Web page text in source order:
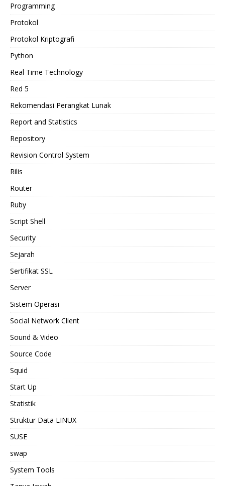
Programming
Protokol
Protokol Kriptografi
Python
Real Time Technology
Red 5
Rekomendasi Perangkat Lunak
Report and Statistics
Repository
Revision Control System
Rilis
Router
Ruby
Script Shell
Security
Sejarah
Sertifikat SSL
Server
Sistem Operasi
Social Network Client
Sound & Video
Source Code
Squid
Start Up
Statistik
Struktur Data LINUX
SUSE
swap
System Tools